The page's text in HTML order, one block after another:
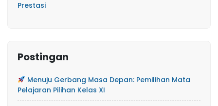
Prestasi
Postingan
Menuju Gerbang Masa Depan: Pemilihan Mata
Pelajaran Pilihan Kelas XI